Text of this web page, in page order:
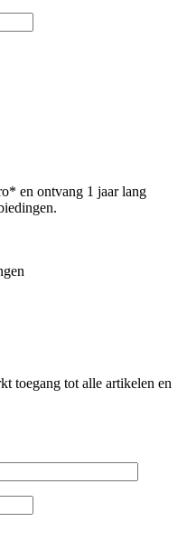
en ontvang 1 jaar lang
toegang tot alle artikelen en